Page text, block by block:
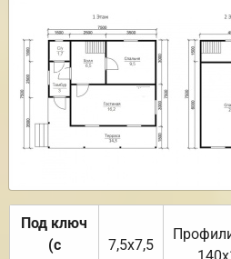
Под ключ
(с
7,5х7,5